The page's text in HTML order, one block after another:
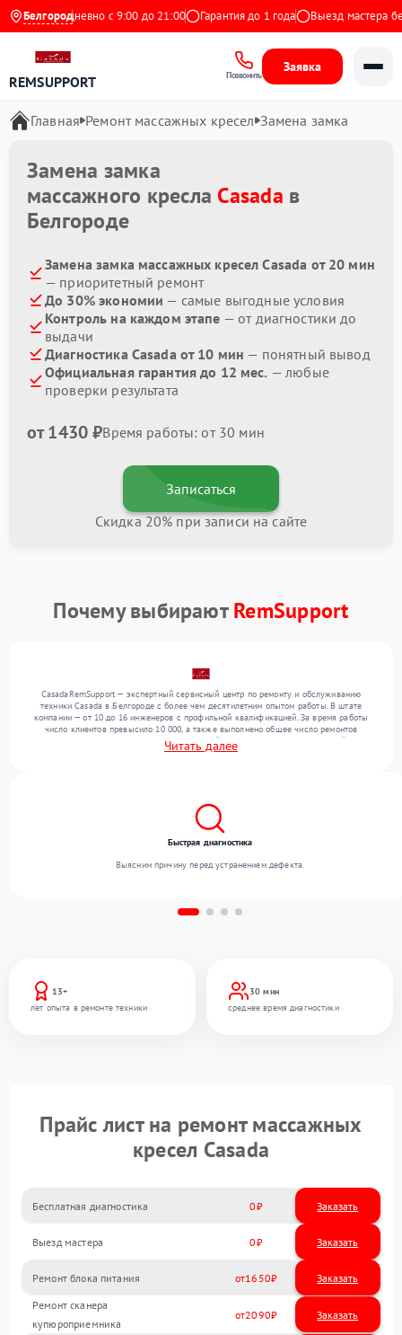
Белгород
Ежедневно с 9:00 до 21:00 Гарантия до 1 года Выезд мастера
REMSUPPORT Позвонить
Заявка
Главная Ремонт массажных кресел Замена замка
Замена замка
массажного кресла Casada в
Белгороде
Замена замка массажных кресел Casada от 20 мин
— приоритетный ремонт
До 30% экономии — самые выгодные условия
Контроль на каждом этапе — от диагностики до
выдачи
Диагностика Casada от 10 мин — понятный вывод
Официальная гарантия до 12 мес. — любые
проверки результата
от 1430 ₽Время работы: от 30 мин
Записаться
Скидка 20% при записи на сайте
Почему выбираютRemSupport
CasadaRemSupport — экспертный сервисный центр по ремонту и обслуживанию
техники Casada в Белгороде с более чем десятилетним опытом работы. В штате
компании — от 10 до 16 инженеров с профильной квалификацией. За время работы
число клиентов превысило 10 000, а также выполнено общее число ремонтов
превысило 12 000. Ежемесячно в сервисный центр поступает от 300 устройств,
включая , , . Мы беремся за задачи любой сложности и предлагаем стабильный
Читать далее
13+
лет опыта в ремонте техники
30 мин
среднее время диагностики
Быстрая диагностика
Выясним причину перед устранением дефекта.
Прайс лист на ремонт массажных
кресел Casada
Бесплатная диагностика 0 Заказать
Выезд мастера 0 Заказать
Ремонт блока питания 1650
Ремонт сканера
купюроприемника
2090